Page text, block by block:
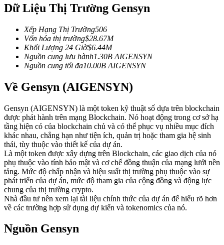
Futures sử dụng USDC làm tài sản thế chấp
Sao chép Giao dịch
Tham gia cùng các nhà giao dịch hàng đầu
Dữ Liệu Thị Trường Gensyn
Xếp Hạng Thị Trường506
Vốn hóa thị trường$28.67M
Khối Lượng 24 Giờ$6.44M
Nguồn cung lưu hành1.30B AIGENSYN
Nguồn cung tối đa10.00B AIGENSYN
Về Gensyn (AIGENSYN)
Gensyn (AIGENSYN) là một token kỹ thuật số dựa trên blockchain
được phát hành trên mạng Blockchain. Nó hoạt động trong cơ sở hạ
tầng hiện có của blockchain chủ và có thể phục vụ nhiều mục đích
khác nhau, chẳng hạn như tiện ích, quản trị hoặc tham gia hệ sinh
thái, tùy thuộc vào thiết kế của dự án.
Là một token được xây dựng trên Blockchain, các giao dịch của nó
phụ thuộc vào tính bảo mật và cơ chế đồng thuận của mạng lưới nền
tảng. Mức độ chấp nhận và hiệu suất thị trường phụ thuộc vào sự
phát triển của dự án, mức độ tham gia của cộng đồng và động lực
chung của thị trường crypto.
Nhà đầu tư nên xem lại tài liệu chính thức của dự án để hiểu rõ hơn
về các trường hợp sử dụng dự kiến và tokenomics của nó.
Nguồn Gensyn